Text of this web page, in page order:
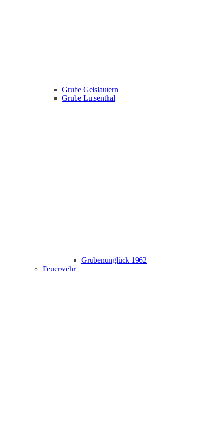
Grube Geislautern
Grube Luisenthal
Grubenunglück 1962
Feuerwehr